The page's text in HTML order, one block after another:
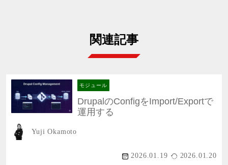
関連記事
モジュール
DrupalのConfigをImport/Exportで
運用する
Yuji Okamoto
2026.01.19 2026.01.20